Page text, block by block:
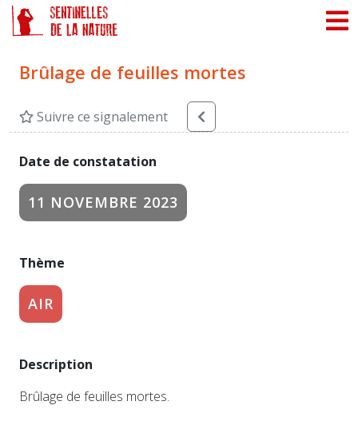
Brûlage de feuilles mortes
Suivre ce signalement
Date de constatation
11 NOVEMBRE 2023
Thème
AIR
Description
Brûlage de feuilles mortes.
Panneau de gestion des cookies